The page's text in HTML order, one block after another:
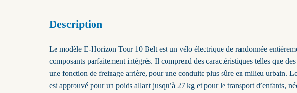
Description
Le modèle E-Horizon Tour 10 Belt est un vélo électrique de randonnée
composants parfaitement intégrés. Il comprend des caractéristiques telles que
une fonction de freinage arrière, pour une conduite plus sûre en milieu urbain.
est approuvé pour un poids allant jusqu’à 27 kg et pour le transport d’enfants,